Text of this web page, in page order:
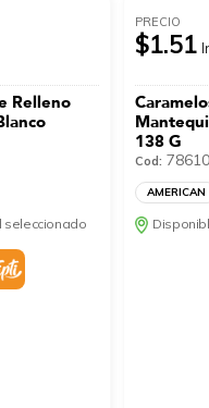
Relleno
seleccionado
PRECIO
$1.51
138 G
Cod:
AMERICAN